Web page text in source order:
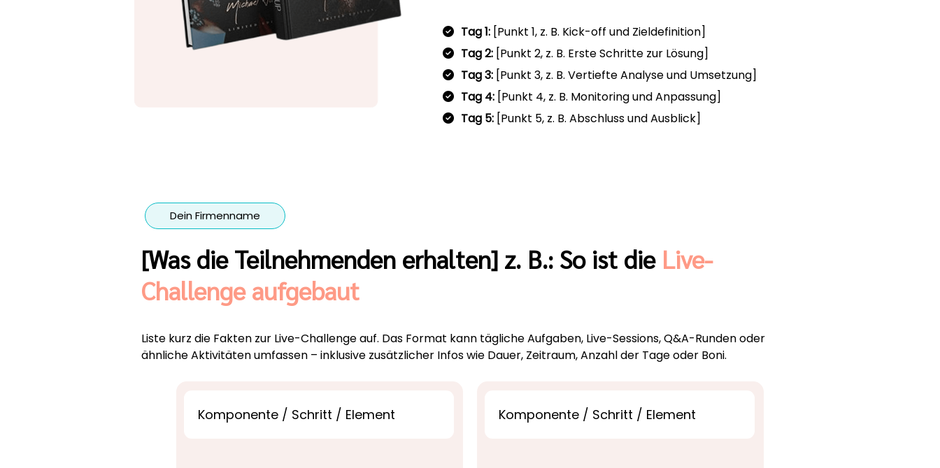
Tag 1: [Punkt 1, z. B. Kick-off und Zieldefinition]
Tag 2: [Punkt 2, z. B. Erste Schritte zur Lösung]
Tag 3: [Punkt 3, z. B. Vertiefte Analyse und Umsetzung]
Tag 4: [Punkt 4, z. B. Monitoring und Anpassung]
Tag 5: [Punkt 5, z. B. Abschluss und Ausblick]
Dein Firmenname
[Was die Teilnehmenden erhalten] z. B.: So ist dieLive-
Challenge aufgebaut
Liste kurz die Fakten zur Live-Challenge auf. Das Format kann tägliche Aufgaben, Live-Sessions, Q&A-Runden oder
ähnliche Aktivitäten umfassen – inklusive zusätzlicher Infos wie Dauer, Zeitraum, Anzahl der Tage oder Boni.
Komponente / Schritt / Element Komponente / Schritt / Element